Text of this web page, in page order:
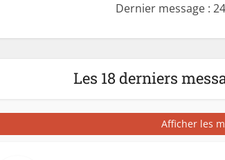
Dernier message :
Les 18 derniers
Afficher les